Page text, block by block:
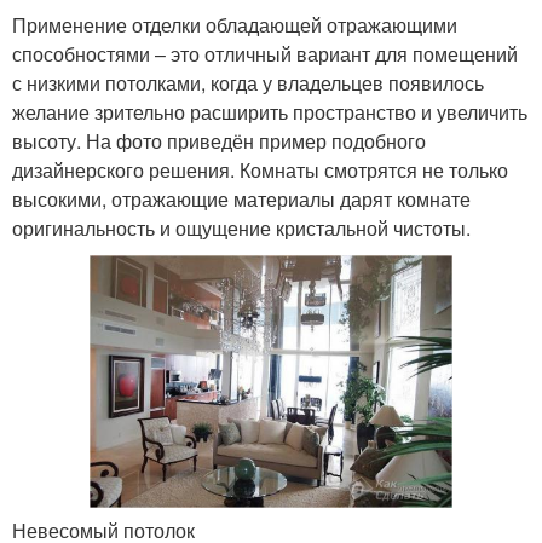
Применение отделки обладающей отражающими
способностями – это отличный вариант для помещений
с низкими потолками, когда у владельцев появилось
желание зрительно расширить пространство и увеличить
высоту. На фото приведён пример подобного
дизайнерского решения. Комнаты смотрятся не только
высокими, отражающие материалы дарят комнате
оригинальность и ощущение кристальной чистоты.
Невесомый потолок